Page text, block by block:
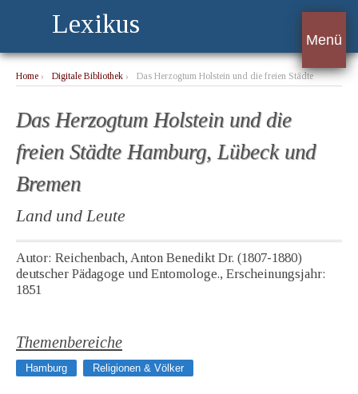
Lexikus
Menü
Home › Digitale Bibliothek ›
Das Herzogtum Holstein und die freien Städte
Das Herzogtum Holstein und die
freien Städte Hamburg, Lübeck und
Bremen
Land und Leute
Autor: Reichenbach, Anton Benedikt Dr. (1807-1880)
deutscher Pädagoge und Entomologe., Erscheinungsjahr:
1851
Themenbereiche
Hamburg Religionen & Völker